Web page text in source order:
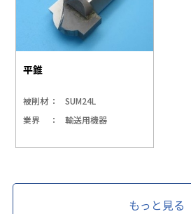
平錐
被削材
SUM24L
業界
輸送用機器
もっと見る